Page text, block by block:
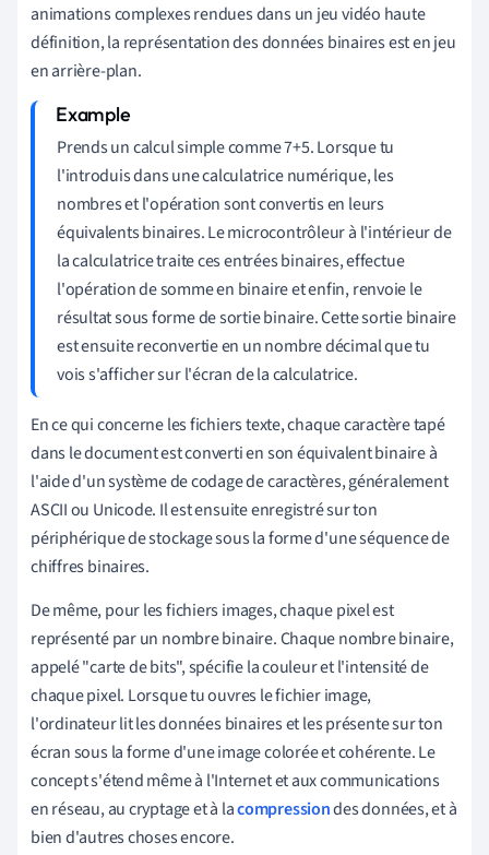
animations complexes rendues dans un jeu vidéo haute
définition, la représentation des données binaires est en jeu
en arrière-plan.
Prends un calcul simple comme 7+5. Lorsque tu
l'introduis dans une calculatrice numérique, les
nombres et l'opération sont convertis en leurs
équivalents binaires. Le microcontrôleur à l'intérieur de
la calculatrice traite ces entrées binaires, effectue
l'opération de somme en binaire et enfin, renvoie le
résultat sous forme de sortie binaire. Cette sortie binaire
est ensuite reconvertie en un nombre décimal que tu
vois s'afficher sur l'écran de la calculatrice.
En ce qui concerne les fichiers texte, chaque caractère tapé
dans le document est converti en son équivalent binaire à
l'aide d'un système de codage de caractères, généralement
ASCII ou Unicode. Il est ensuite enregistré sur ton
périphérique de stockage sous la forme d'une séquence de
chiffres binaires.
De même, pour les fichiers images, chaque pixel est
représenté par un nombre binaire. Chaque nombre binaire,
appelé "carte de bits", spécifie la couleur et l'intensité de
chaque pixel. Lorsque tu ouvres le fichier image,
l'ordinateur lit les données binaires et les présente sur ton
écran sous la forme d'une image colorée et cohérente. Le
concept s'étend même à l'Internet et aux communications
en réseau, au cryptage et à lacompressiondes données, et à
bien d'autres choses encore.